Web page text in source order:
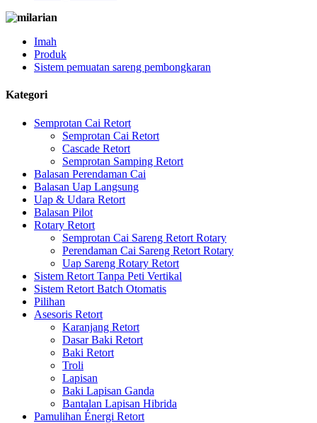
Imah
Produk
Sistem pemuatan sareng pembongkaran
Kategori
Semprotan Cai Retort
Semprotan Cai Retort
Cascade Retort
Semprotan Samping Retort
Balasan Perendaman Cai
Balasan Uap Langsung
Uap & Udara Retort
Balasan Pilot
Rotary Retort
Semprotan Cai Sareng Retort Rotary
Perendaman Cai Sareng Retort Rotary
Uap Sareng Rotary Retort
Sistem Retort Tanpa Peti Vertikal
Sistem Retort Batch Otomatis
Pilihan
Asesoris Retort
Karanjang Retort
Dasar Baki Retort
Baki Retort
Troli
Lapisan
Baki Lapisan Ganda
Bantalan Lapisan Hibrida
Pamulihan Énergi Retort